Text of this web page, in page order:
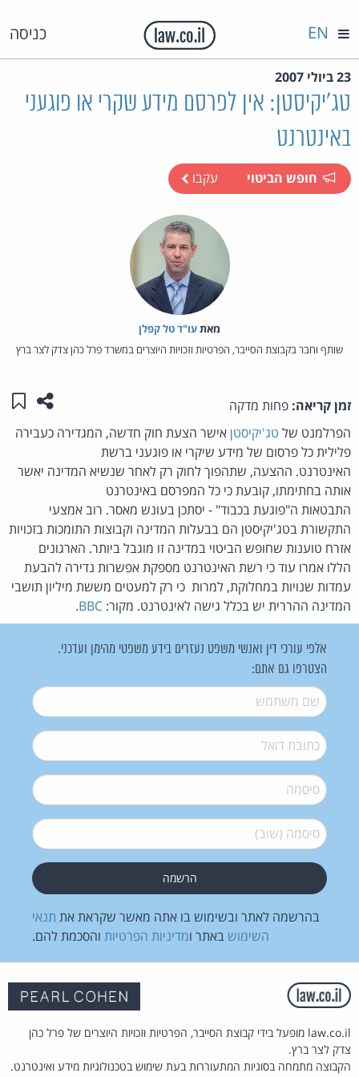
כניסה EN
23 ביולי 2007
טג'יקיסטן: אין לפרסם מידע שקרי או פוגעני
באינטרנט
חופש הביטוי עקבו
מאת‏עו"ד טל קפלן
שותף וחבר בקבוצת הסייבר, הפרטיות וזכויות היוצרים במשרד פרל כהן צדק לצר ברץ
זמן קריאה: פחות מדקה שתפו
הפרלמנט של טג'יקיסטןאישר הצעת חוק חדשה, המגדירה כעבירה
פלילית כל פרסום של מידע שיקרי או פוגעני ברשת
האינטרנט. ההצעה, שתהפוך לחוק רק לאחר שנשיא המדינה יאשר
אותה בחתימתו, קובעת כי כל המפרסם באינטרנט
התבטאות ה"פוגעת בכבוד" - יסתכן בעונש מאסר. רוב אמצעי
התקשורת בטג'יקיסטן הם בבעלות המדינה וקבוצות התומכות בזכויות
אזרח טוענות שחופש הביטוי במדינה זו מוגבל ביותר. הארגונים
הללו אמרו עוד כי רשת האינטרנט מספקת אפשרות נדירה להבעת
עמדות שנויות במחלוקת, למרות כי רק למעטים מששת מיליון תושבי
המדינה ההררית יש בכלל גישה לאינטרנט. מקור: BBC
.
אלפי עורכי דין ואנשי משפט נעזרים בידע משפטי מהימן ועדכני.
הצטרפו גם אתם:
שם משתמש*
דואל*
סיסמה*
סיסמה (שוב)*
בהרשמה לאתר ובשימוש בו אתה מאשר שקראת את תנאי
השימוש באתר ומדיניות הפרטיות והסכמת להם.
law.co.il מופעל בידי קבוצת הסייבר, הפרטיות וזכויות היוצרים של פרל כהן
צדק לצר ברץ.
הקבוצה מתמחה בסוגיות המתעוררות בעת שימוש בטכנולוגיות מידע ואינטרנט.